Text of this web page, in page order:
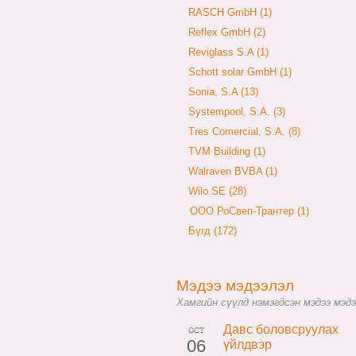
RASCH GmbH (1)
Reflex GmbH (2)
Reviglass S.A (1)
Schott solar GmbH (1)
Sonia, S.A (13)
Systempool, S.A. (3)
Tres Comercial, S.A. (8)
TVM Building (1)
Walraven BVBA (1)
Wilo SE (28)
ООО РоСвеп-Трантер (1)
Бүгд (172)
Мэдээ мэдээлэл
Хамгийн сүүлд нэмэгдсэн мэдээ
OCT
06
Давс боловсруулах
үйлдвэр